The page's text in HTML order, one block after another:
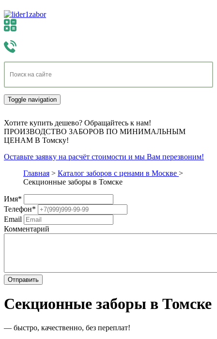
Toggle navigation
Хотите купить дешево? Обращайтесь к нам!
ПРОИЗВОДСТВО ЗАБОРОВ ПО МИНИМАЛЬНЫМ
ЦЕНАМ В Томску!
Оставьте заявку на расчёт стоимости и мы Вам перезвоним!
Главная > Каталог заборов с ценами в Москве >
Секционные заборы в Томске
Имя*
Телефон*
Email
Комментарий
Секционные заборы в Томске
— быстро, качественно, без переплат!